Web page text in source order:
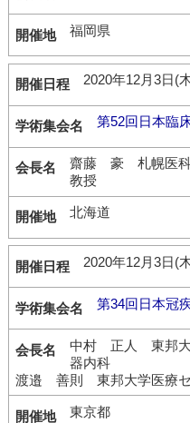
福岡県
2020年12月3日(
第52回日本臨
齋藤 豪 札幌医
教授
北海道
2020年12月3日(
第34回日本冠
中村 正人 東邦大
器内科
渡邉 善則 東邦大学医療
東京都